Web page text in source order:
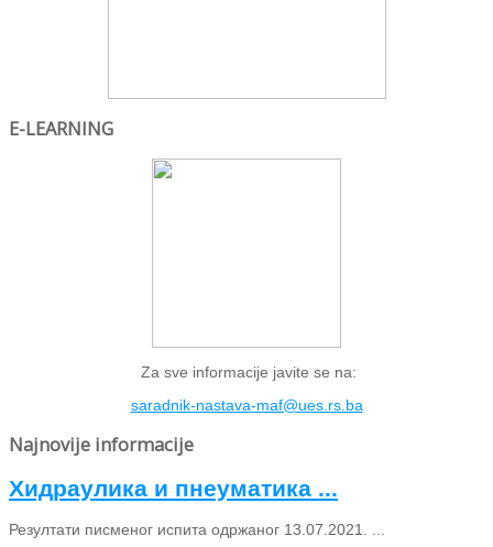
E-LEARNING
Za sve informacije javite se na:
saradnik-nastava-maf@ues.rs.ba
Najnovije informacije
Хидраулика и пнеуматика ...
Резултати писменог испита одржаног 13.07.2021. ...